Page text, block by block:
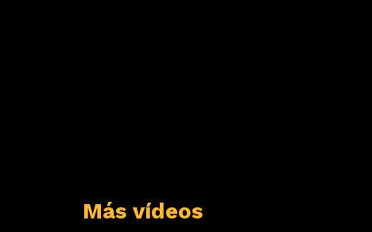
Más vídeos